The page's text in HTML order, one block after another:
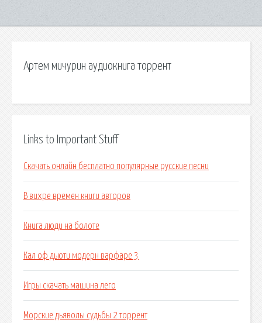
Артем мичурин аудиокнига торрент
Links to Important Stuff
Скачать онлайн бесплатно популярные русские песни
В вихре времен книги авторов
Книга люди на болоте
Кал оф дьюти модерн варфаре 3
Игры скачать машина лего
Морские дьяволы судьбы 2 торрент